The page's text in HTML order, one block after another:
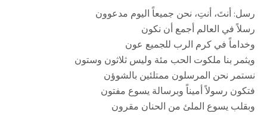
رسل: أنتَ، أنتِ، نحن جميعاً اليوم مدعوون
رسلاً في العالم أجمع أن نكون
وخداماً في كرم الرب للجميع عون
ويثمر بنا ملكوت الحب مئة وليس ثلاثون وستون
نستمر نحن المرسلون ممتلئين بالشوؤن
فتكون رسولاً أميناً وبرسالة يسوع مفتون
وبقلب يسوع الملئ من الحنان مقرون